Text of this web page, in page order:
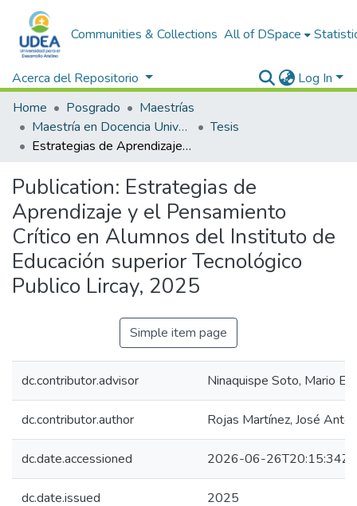
Communities & Collections All of DSpace
Acerca del Repositorio
Log In
Home
Posgrado
Maestrías
Maestría en Docencia Universitaria y Gestión Educativa
Tesis
Estrategias de Aprendizaje y el Pensamiento Crítico en Alumnos del Instituto de Educación superior Tecnológico Publico Lircay, 2025
Publication: Estrategias de
Aprendizaje y el Pensamiento
Crítico en Alumnos del Instituto de
Educación superior Tecnológico
Publico Lircay, 2025
Simple item page
dc.contributor.advisor Ninaquispe Soto, Mario
dc.contributor.author Rojas Martínez, José
dc.date.accessioned 2026-06-26T20:15:34Z
dc.date.issued 2025